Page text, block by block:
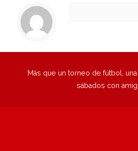
Más que un torneo de fútbol,
sábados con